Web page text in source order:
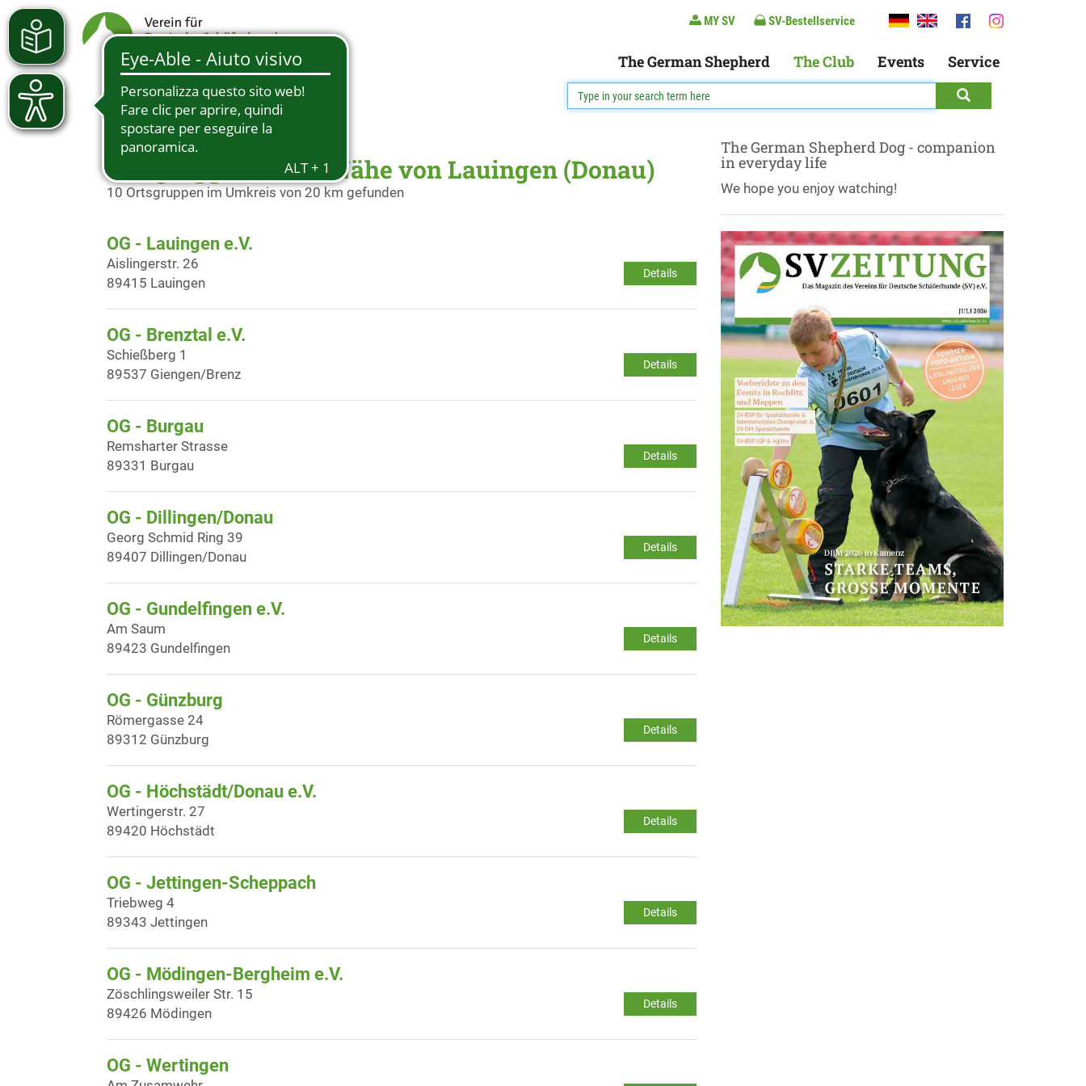
MY SV SV-Bestellservice
The German Shepherd The Club Events Service
Ortsgruppen in der Nähe von Lauingen (Donau)
10 Ortsgruppen im Umkreis von 20 km gefunden
OG - Lauingen e.V.
Details
Aislingerstr. 26
89415 Lauingen
OG - Brenztal e.V.
Details
Schießberg 1
89537 Giengen/Brenz
OG - Burgau
Details
Remsharter Strasse
89331 Burgau
OG - Dillingen/Donau
Details
Georg Schmid Ring 39
89407 Dillingen/Donau
OG - Gundelfingen e.V.
Details
Am Saum
89423 Gundelfingen
OG - Günzburg
Details
Römergasse 24
89312 Günzburg
OG - Höchstädt/Donau e.V.
Details
Wertingerstr. 27
89420 Höchstädt
OG - Jettingen-Scheppach
Details
Triebweg 4
89343 Jettingen
OG - Mödingen-Bergheim e.V.
Details
Zöschlingsweiler Str. 15
89426 Mödingen
OG - Wertingen
The German Shepherd Dog - companion
in everyday life
We hope you enjoy watching!